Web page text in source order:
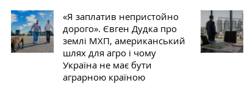
«Я заплатив непристойно
дорого». Євген Дудка про
землі МХП, американський
шлях для агро і чому
Україна не має бути
аграрною країною